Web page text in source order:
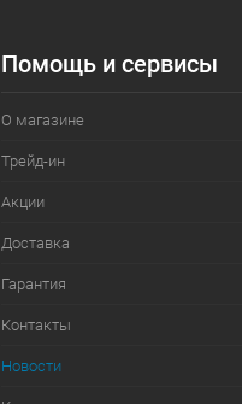
Помощь и сервисы
О магазине
Трейд-ин
Акции
Доставка
Гарантия
Контакты
Новости